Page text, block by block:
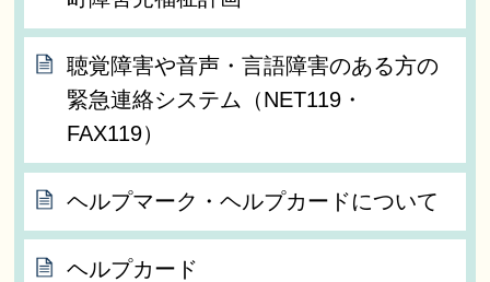
聴覚障害や音声・言語障害のある方の
緊急連絡システム（NET119・
FAX119）
ヘルプマーク・ヘルプカードについて
ヘルプカード